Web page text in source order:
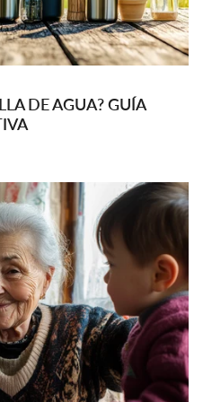
DE AGUA? GUÍA